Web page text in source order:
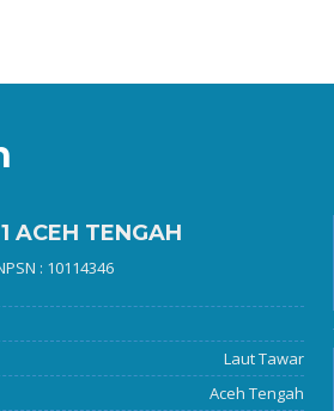
ACEH TENGAH
: 10114346
Laut Tawar
Aceh Tengah